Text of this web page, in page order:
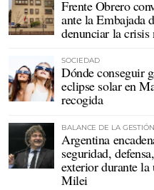
Frente Obrero
ante la Embajada
denunciar la
SOCIEDAD
Dónde conseguir
eclipse solar en
recogida
BALANCE DE LA
Argentina
seguridad,
exterior durante la
Milei